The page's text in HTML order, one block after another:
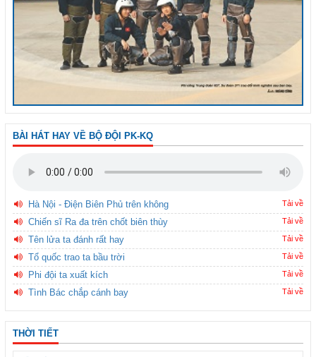
BÀI HÁT HAY VỀ BỘ ĐỘI PK-KQ
Hà Nội - Điện Biên Phủ trên không Tải về
Chiến sĩ Ra đa trên chốt biên thùy Tải về
Tên lửa ta đánh rất hay Tải về
Tổ quốc trao ta bầu trời Tải về
Phi đội ta xuất kích Tải về
Tình Bác chắp cánh bay Tải về
THỜI TIẾT